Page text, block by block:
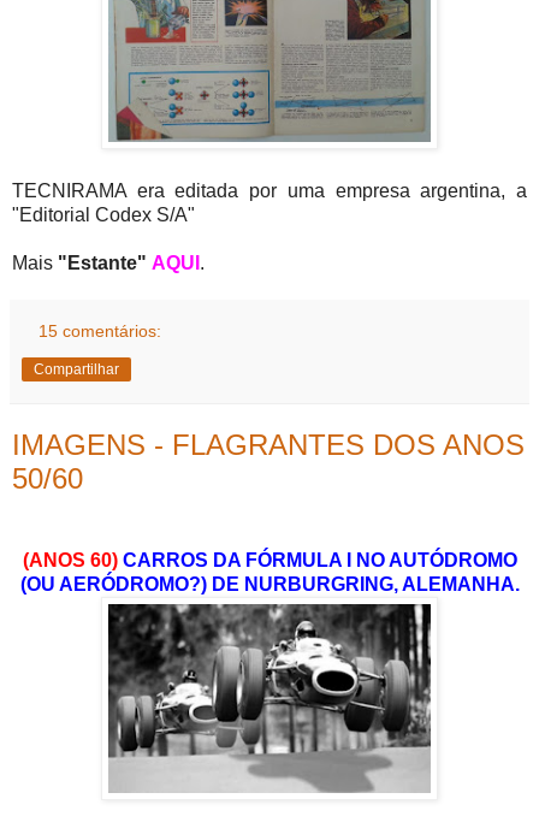
TECNIRAMA era editada por uma empresa argentina, a
"Editorial Codex S/A"
Mais "Estante" AQUI .
15 comentários:
Compartilhar
IMAGENS - FLAGRANTES DOS ANOS
50/60
(ANOS 60)CARROS DA FÓRMULA I NO AUTÓDROMO
(OU AERÓDROMO?) DE NURBURGRING, ALEMANHA.